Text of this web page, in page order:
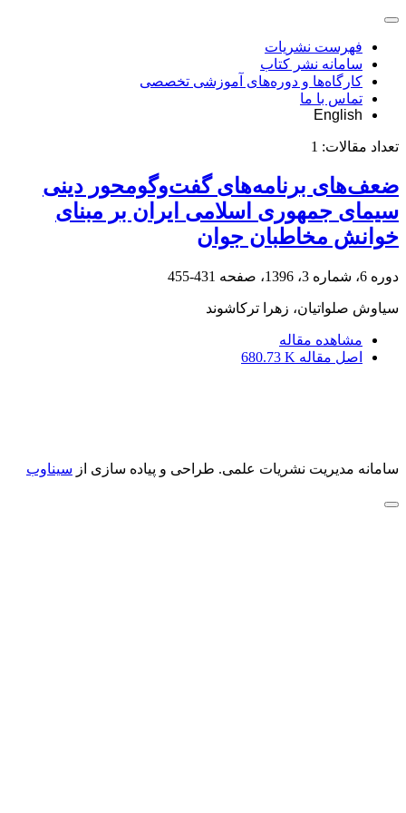
فهرست نشریات
سامانه نشر کتاب
کارگاه‌ها و دوره‌های آموزشی تخصصی
تماس با ما
English
تعداد مقالات: 1
ضعف‌های برنامه‌های گفت‌وگومحور دینی
سیمای جمهوری اسلامی ایران بر مبنای
خوانش مخاطبان جوان
دوره 6، شماره 3، 1396، صفحه 431-455
سیاوش صلواتیان، زهرا ترکاشوند
مشاهده مقاله
اصل مقاله 680.73 K
سامانه مدیریت نشریات علمی. طراحی و پیاده سازی از سیناوب